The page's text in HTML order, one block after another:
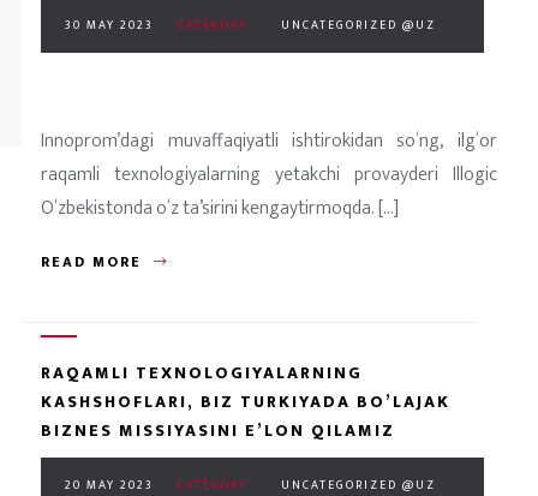
30 MAY 2023 CATEGORY : UNCATEGORIZED @UZ
Innoprom’dagi muvaffaqiyatli ishtirokidan so‘ng, ilg‘or
raqamli texnologiyalarning yetakchi provayderi Illogic
O‘zbekistonda o‘z ta’sirini kengaytirmoqda. [...]
READ MORE
RAQAMLI TEXNOLOGIYALARNING
KASHSHOFLARI, BIZ TURKIYADA BO’LAJAK
BIZNES MISSIYASINI E’LON QILAMIZ
20 MAY 2023 CATEGORY : UNCATEGORIZED @UZ